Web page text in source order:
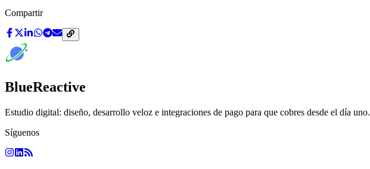
Compartir
BlueReactive
Estudio digital: diseño, desarrollo veloz e integraciones de pago para que cobres desde el día uno.
Síguenos